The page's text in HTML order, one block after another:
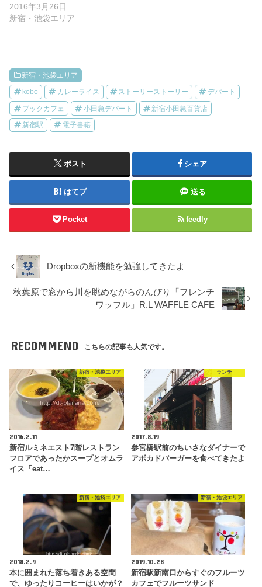
2016年3月26日
新宿・池袋エリア
新宿・池袋エリア
kobo カレーライス ストーリーストーリー デパート
ブックカフェ 小田急デパート 新宿小田急百貨店
新宿駅 電子書籍
ポスト シェア
はてブ 送る
Pocket feedly
Dropboxの新機能を勉強してきたよ
秋葉原で窓から川を眺めながらのんびり「フレンチ
ワッフル」R.L WAFFLE CAFE
RECOMMEND こちらの記事も人気です。
新宿・池袋エリア
2016.2.11
新宿ルミネエスト7階レストラン
フロアであったかスープとオムラ
イス「eat…
ランチ
2017.8.19
参宮橋駅前のちいさなダイナーで
アボカドバーガーを食べてきたよ
新宿・池袋エリア
2018.2.9
本に囲まれた落ち着きある空間
で、ゆったりコーヒーはいかが？
新宿・池袋エリア
2019.10.28
新宿駅新南口からすぐのフルーツ
カフェでフルーツサンド